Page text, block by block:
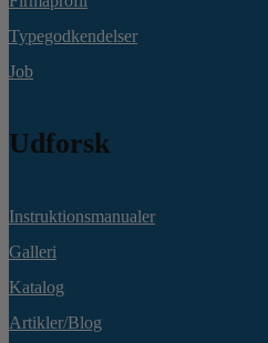
Typegodkendelser
Job
Udforsk
Instruktionsmanualer
Galleri
Katalog
Artikler/Blog